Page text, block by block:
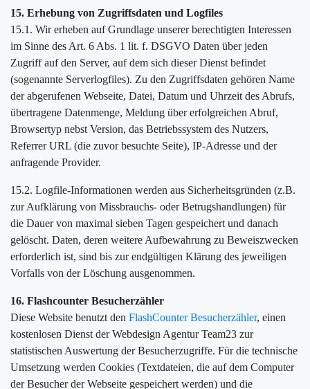
15. Erhebung von Zugriffsdaten und Logfiles
15.1. Wir erheben auf Grundlage unserer berechtigten Interessen
im Sinne des Art. 6 Abs. 1 lit. f. DSGVO Daten über jeden
Zugriff auf den Server, auf dem sich dieser Dienst befindet
(sogenannte Serverlogfiles). Zu den Zugriffsdaten gehören Name
der abgerufenen Webseite, Datei, Datum und Uhrzeit des Abrufs,
übertragene Datenmenge, Meldung über erfolgreichen Abruf,
Browsertyp nebst Version, das Betriebssystem des Nutzers,
Referrer URL (die zuvor besuchte Seite), IP-Adresse und der
anfragende Provider.
15.2. Logfile-Informationen werden aus Sicherheitsgründen (z.B.
zur Aufklärung von Missbrauchs- oder Betrugshandlungen) für
die Dauer von maximal sieben Tagen gespeichert und danach
gelöscht. Daten, deren weitere Aufbewahrung zu Beweiszwecken
erforderlich ist, sind bis zur endgültigen Klärung des jeweiligen
Vorfalls von der Löschung ausgenommen.
16. Flashcounter Besucherzähler
Diese Website benutzt den FlashCounter Besucherzähler, einen
kostenlosen Dienst der Webdesign Agentur Team23 zur
statistischen Auswertung der Besucherzugriffe. Für die technische
Umsetzung werden Cookies (Textdateien, die auf dem Computer
der Besucher der Webseite gespeichert werden) und die